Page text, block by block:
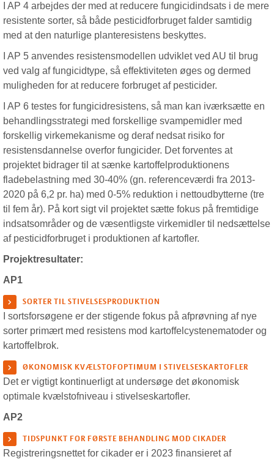
I AP 4 arbejdes der med at reducere fungicidindsats i de mere
resistente sorter, så både pesticidforbruget falder samtidig
med at den naturlige planteresistens beskyttes.
I AP 5 anvendes resistensmodellen udviklet ved AU til brug
ved valg af fungicidtype, så effektiviteten øges og dermed
muligheden for at reducere forbruget af pesticider.
I AP 6 testes for fungicidresistens, så man kan iværksætte en
behandlingsstrategi med forskellige svampemidler med
forskellig virkemekanisme og deraf nedsat risiko for
resistensdannelse overfor fungicider. Det forventes at
projektet bidrager til at sænke kartoffelproduktionens
fladebelastning med 30-40% (gn. referenceværdi fra 2013-
2020 på 6,2 pr. ha) med 0-5% reduktion i nettoudbytterne (tre
til fem år). På kort sigt vil projektet sætte fokus på fremtidige
indsatsområder og de væsentligste virkemidler til nedsættelse
af pesticidforbruget i produktionen af kartofler.
Projektresultater:
AP1
SORTER TIL STIVELSESPRODUKTION
I sortsforsøgene er der stigende fokus på afprøvning af nye
sorter primært med resistens mod kartoffelcystenematoder og
kartoffelbrok.
ØKONOMISK KVÆLSTOFOPTIMUM I STIVELSESKARTOFLER
Det er vigtigt kontinuerligt at undersøge det økonomisk
optimale kvælstofniveau i stivelseskartofler.
AP2
TIDSPUNKT FOR FØRSTE BEHANDLING MOD CIKADER
Registreringsnettet for cikader er i 2023 finansieret af